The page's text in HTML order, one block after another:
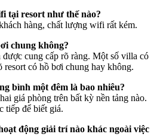
tại resort như thế nào?
hàng, chất lượng wifi rất kém.
chung không?
cung cấp rõ ràng. Một số villa có
có hồ bơi chung hay không.
bình một đêm là bao nhiêu?
giá phòng trên bất kỳ nền tảng nào.
tiếp để biết giá.
động giải trí nào khác ngoài việc